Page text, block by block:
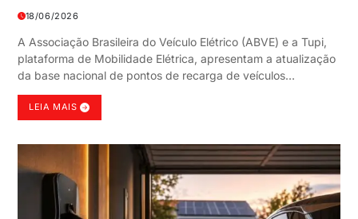
18/06/2026
A Associação Brasileira do Veículo Elétrico (ABVE) e a Tupi,
plataforma de Mobilidade Elétrica, apresentam a atualização
da base nacional de pontos de recarga de veículos…
LEIA MAIS